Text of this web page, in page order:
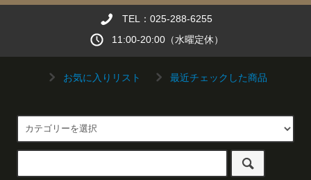
TEL：025-288-6255
11:00-20:00（水曜定休）
お気に入りリスト 最近チェックした商品